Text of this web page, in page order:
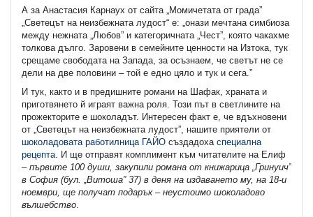
А за Анастасия Карнаух от сайта „Момичетата от града”
„Светецът на неизбежната лудост“ е: „онази мечтана симбиоза
между нежната „Любов” и категоричната „Чест”, която чакахме
толкова дълго. Заровени в семейните ценности на Изтока, тук
срещаме свободата на Запада, за осъзнаем, че светът не се
дели на две половини – той е едно цяло и тук и сега.”
И тук, както и в предишните романи на Шафак, храната и
приготвянето й играят важна роля. Този път в светлините на
прожекторите е шоколадът. Интересен факт е, че вдъхновени
от „Светецът на неизбежната лудост”, нашите приятели от
шоколадовата работилница ГАЙО създадоха специална
рецепта . И ще отправят комплимент към читателите на Елиф
– първите 100 души, закупили романа от книжарица „Гринуич”
в София (бул. „Витоша” 37) в деня на издаването му, на 18-и
ноември, ще получат подарък – неустоимо шоколадово
вълшебство